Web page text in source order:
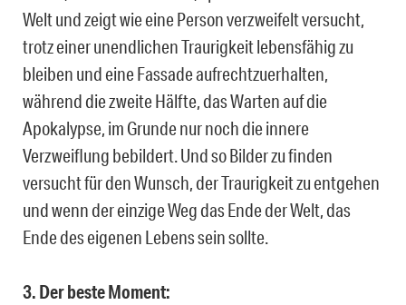
Welt und zeigt wie eine Person verzweifelt versucht,
trotz einer unendlichen Traurigkeit lebensfähig zu
bleiben und eine Fassade aufrechtzuerhalten,
während die zweite Hälfte, das Warten auf die
Apokalypse, im Grunde nur noch die innere
Verzweiflung bebildert. Und so Bilder zu finden
versucht für den Wunsch, der Traurigkeit zu entgehen
und wenn der einzige Weg das Ende der Welt, das
Ende des eigenen Lebens sein sollte.
3. Der beste Moment: